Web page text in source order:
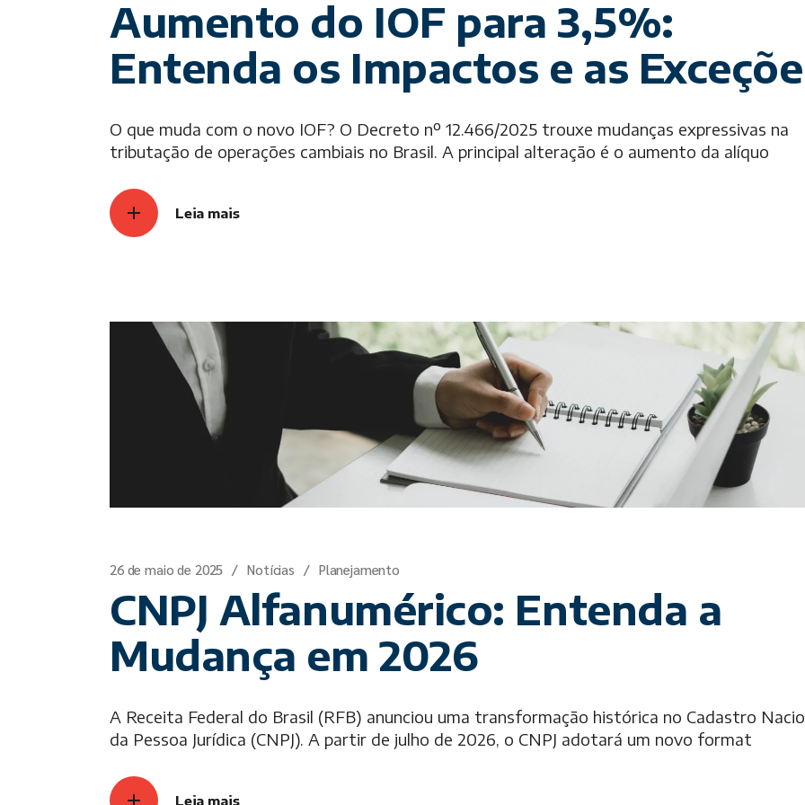
Aumento do IOF para 3,5%:
Entenda os Impactos e as
O que muda com o novo IOF? O Decreto nº 12.466/2025 trouxe mudanças expressivas na
tributação de operações cambiais no Brasil. A principal alteração é o aumento da alíquo
Leia mais
26 de maio de 2025 Notícias Planejamento
CNPJ Alfanumérico: Entenda a
Mudança em 2026
A Receita Federal do Brasil (RFB) anunciou uma transformação histórica no Cadastro
da Pessoa Jurídica (CNPJ). A partir de julho de 2026, o CNPJ adotará um novo format
Leia mais